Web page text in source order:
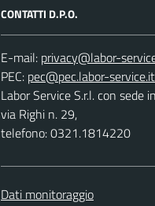
CONTATTI D.P.O.
E-mail:
PEC:
Labor Service S.r.l. con sede
via Righi n. 29,
telefono: 0321.1814220
Dati monitoraggio